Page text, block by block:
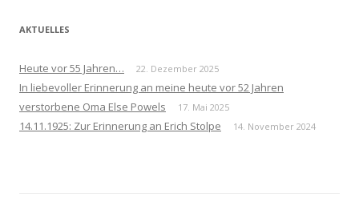
AKTUELLES
Heute vor 55 Jahren… 22. Dezember 2025
In liebevoller Erinnerung an meine heute vor 52 Jahren
verstorbene Oma Else Powels
17. Mai 2025
14.11.1925: Zur Erinnerung an Erich Stolpe 14. November 2024